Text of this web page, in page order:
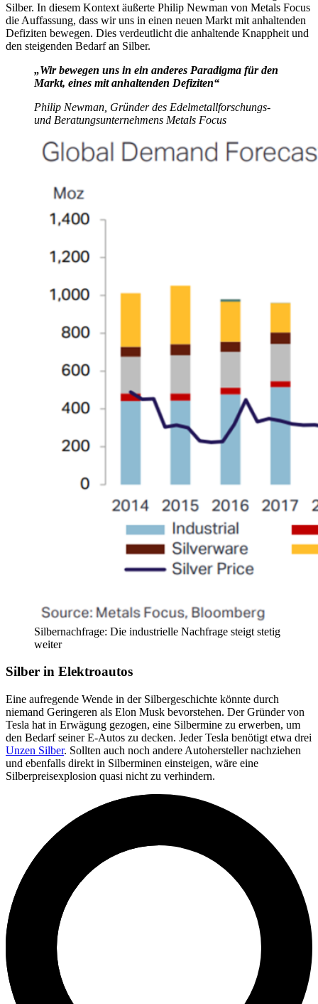
Silber. In diesem Kontext äußerte Philip Newman von Metals Focus
die Auffassung, dass wir uns in einen neuen Markt mit anhaltenden
Defiziten bewegen. Dies verdeutlicht die anhaltende Knappheit und
den steigenden Bedarf an Silber.
„Wir bewegen uns in ein anderes Paradigma für den
Markt, eines mit anhaltenden Defiziten“
Philip Newman, Gründer des Edelmetallforschungs-
und Beratungsunternehmens Metals Focus
Silbernachfrage: Die industrielle Nachfrage steigt stetig
weiter
Silber in Elektroautos
Eine aufregende Wende in der Silbergeschichte könnte durch
niemand Geringeren als Elon Musk bevorstehen. Der Gründer von
Tesla hat in Erwägung gezogen, eine Silbermine zu erwerben, um
den Bedarf seiner E-Autos zu decken. Jeder Tesla benötigt etwa drei
Unzen Silber. Sollten auch noch andere Autohersteller nachziehen
und ebenfalls direkt in Silberminen einsteigen, wäre eine
Silberpreisexplosion quasi nicht zu verhindern.